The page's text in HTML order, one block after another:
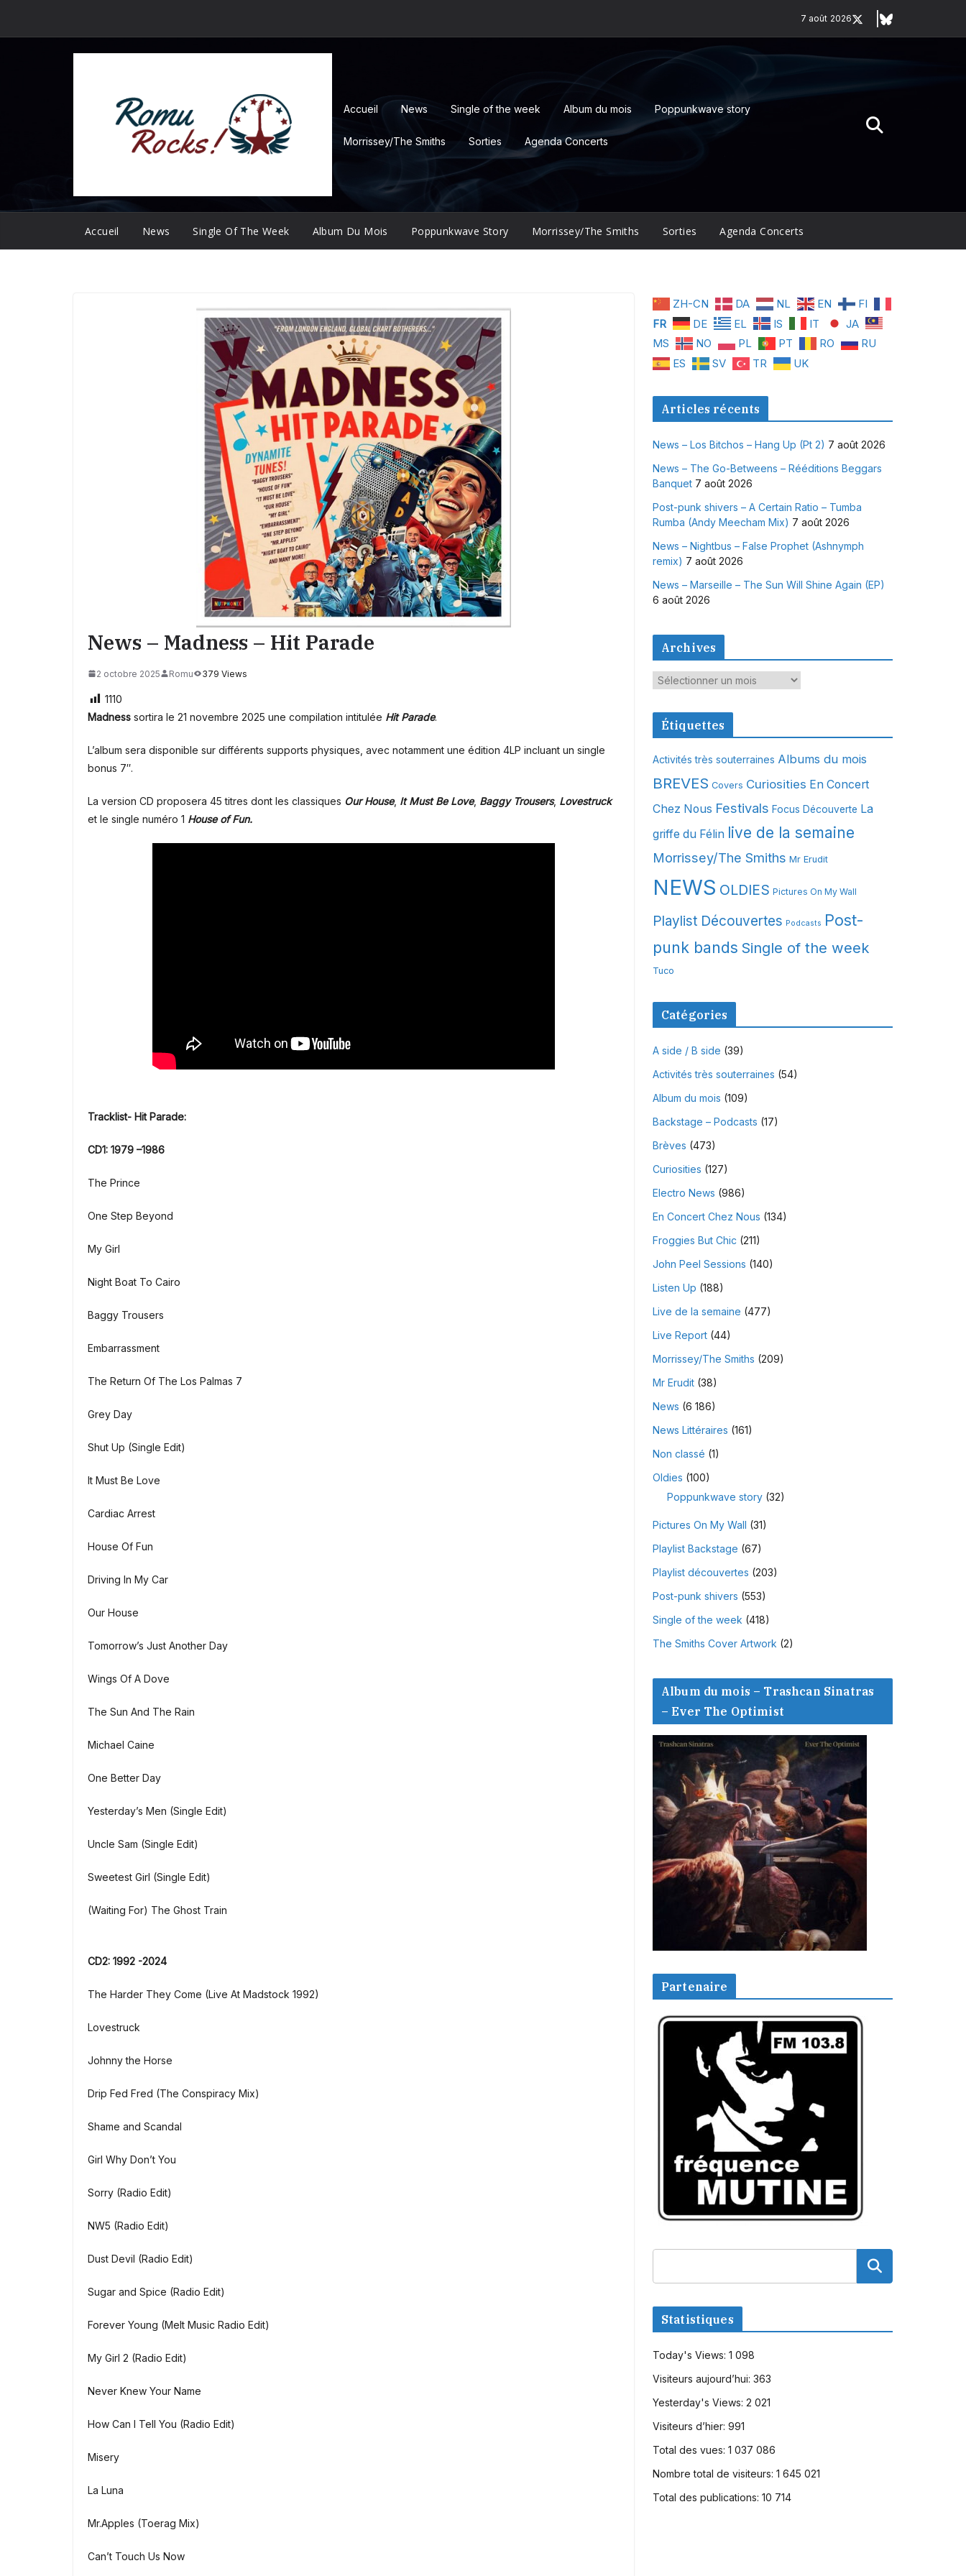
7 août 2026
Accueil News Single of the week Album du mois Poppunkwave story
Morrissey/The Smiths Sorties Agenda Concerts
Accueil News Single Of The Week Album Du Mois Poppunkwave Story Morrissey/The Smiths Sorties Agenda Concerts
News – Madness – Hit Parade
2 octobre 2025 Romu 379 Views
1110
Madness sortira le 21 novembre 2025 une compilation intitulée Hit Parade.
L’album sera disponible sur différents supports physiques, avec notamment une édition 4LP incluant un single
bonus 7″.
La version CD proposera 45 titres dont les classiques Our House, It Must Be Love, Baggy Trousers, Lovestruck
et le single numéro 1 House of Fun.
Tracklist- Hit Parade:
CD1: 1979 –1986
The Prince
One Step Beyond
My Girl
Night Boat To Cairo
Baggy Trousers
Embarrassment
The Return Of The Los Palmas 7
Grey Day
Shut Up (Single Edit)
It Must Be Love
Cardiac Arrest
House Of Fun
Driving In My Car
Our House
Tomorrow’s Just Another Day
Wings Of A Dove
The Sun And The Rain
Michael Caine
One Better Day
Yesterday’s Men (Single Edit)
Uncle Sam (Single Edit)
Sweetest Girl (Single Edit)
(Waiting For) The Ghost Train
CD2: 1992 -2024
The Harder They Come (Live At Madstock 1992)
Lovestruck
Johnny the Horse
Drip Fed Fred (The Conspiracy Mix)
Shame and Scandal
Girl Why Don’t You
Sorry (Radio Edit)
NW5 (Radio Edit)
Dust Devil (Radio Edit)
Sugar and Spice (Radio Edit)
Forever Young (Melt Music Radio Edit)
My Girl 2 (Radio Edit)
Never Knew Your Name
How Can I Tell You (Radio Edit)
Misery
La Luna
Mr.Apples (Toerag Mix)
Can’t Touch Us Now
ZH-CN DA NL EN
FI
FR
DE EL IS IT
JA
MS
NO PL PT RO
RU
ES
SV TR UK
Articles récents
News – Los Bitchos – Hang Up (Pt 2) 7 août 2026
News – The Go-Betweens – Rééditions Beggars
Banquet 7 août 2026
Post-punk shivers – A Certain Ratio – Tumba
Rumba (Andy Meecham Mix) 7 août 2026
News – Nightbus – False Prophet (Ashnymph
remix) 7 août 2026
News – Marseille – The Sun Will Shine Again (EP)
6 août 2026
Archives
A
c
e
s
Étiquettes
Activités très souterraines Albums du mois
BREVES Covers Curiosities En Concert
Chez Nous Festivals Focus Découverte La
griffe du Félin live de la semaine
Morrissey/The Smiths Mr Erudit
NEWS OLDIES Pictures On My Wall
Playlist Découvertes Podcasts Post-
punk bands Single of the week
Tuco
Catégories
A side / B side (39)
Activités très souterraines (54)
Album du mois (109)
Backstage – Podcasts (17)
Brèves (473)
Curiosities (127)
Electro News (986)
En Concert Chez Nous (134)
Froggies But Chic (211)
John Peel Sessions (140)
Listen Up (188)
Live de la semaine (477)
Live Report(44)
Morrissey/The Smiths (209)
Mr Erudit(38)
News (6 186)
News Littéraires (161)
Non classé (1)
Oldies (100)
Poppunkwave story(32)
Pictures On My Wall (31)
Playlist Backstage (67)
Playlist découvertes (203)
Post-punk shivers (553)
Single of the week (418)
The Smiths Cover Artwork (2)
Album du mois – Trashcan Sinatras
– Ever The Optimist
Partenaire
Statistiques
Today's Views: 1 098
Visiteurs aujourd’hui: 363
Yesterday's Views: 2 021
Visiteurs d’hier: 991
Total des vues: 1 037 086
Nombre total de visiteurs: 1 645 021
Total des publications: 10 714